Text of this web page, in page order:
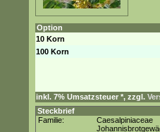
Option
10 Korn
100 Korn
inkl. 7% Umsatzsteuer *, zzgl.
Steckbrief
Familie:
Caesalpiniaceae